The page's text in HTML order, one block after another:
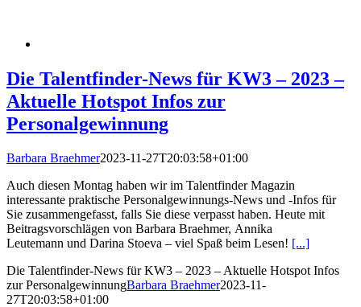
Die Talentfinder-News für KW3 – 2023 –
Aktuelle Hotspot Infos zur
Personalgewinnung
Barbara Braehmer2023-11-27T20:03:58+01:00
Auch diesen Montag haben wir im Talentfinder Magazin
interessante praktische Personalgewinnungs-News und -Infos für
Sie zusammengefasst, falls Sie diese verpasst haben. Heute mit
Beitragsvorschlägen von Barbara Braehmer, Annika
Leutemann und Darina Stoeva – viel Spaß beim Lesen! [...]
Die Talentfinder-News für KW3 – 2023 – Aktuelle Hotspot Infos
zur PersonalgewinnungBarbara Braehmer2023-11-
27T20:03:58+01:00